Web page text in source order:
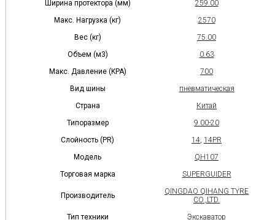
Ширина протектора (мм)
259.00
Макс. Нагрузка (кг)
2570
Вес (кг)
75.00
Объем (м3)
0.63
Макс. Давление (KPA)
700
Вид шины
пневматическая
Страна
Китай
Типоразмер
9.00-20
Слойность (PR)
14, 14PR
Модель
QH107
Торговая марка
SUPERGUIDER
Производитель
QINGDAO QIHANG TYRE
CO.,LTD.
Тип техники
Экскаватор